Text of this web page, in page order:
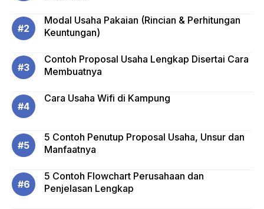
Modal Usaha Pakaian (Rincian & Perhitungan
Keuntungan)
Contoh Proposal Usaha Lengkap Disertai Cara
Membuatnya
Cara Usaha Wifi di Kampung
5 Contoh Penutup Proposal Usaha, Unsur dan
Manfaatnya
5 Contoh Flowchart Perusahaan dan
Penjelasan Lengkap